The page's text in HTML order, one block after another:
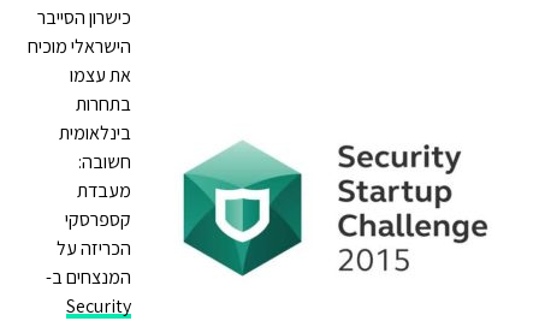
כישרון הסייבר
הישראלי מוכיח
את עצמו
בתחרות
בינלאומית
חשובה:
מעבדת
קספרסקי
הכריזה על
המנצחים ב-
Security